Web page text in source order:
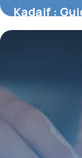
Kadaif :
Astuces